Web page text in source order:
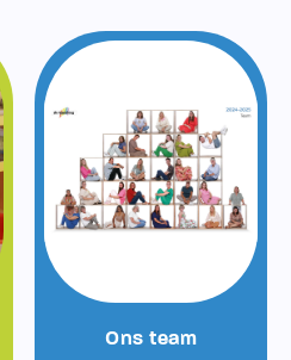
Ons team